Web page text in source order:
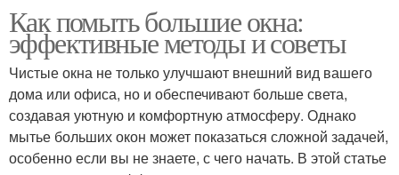
Как помыть большие окна:
эффективные методы и советы
Чистые окна не только улучшают внешний вид вашего
дома или офиса, но и обеспечивают больше света,
создавая уютную и комфортную атмосферу. Однако
мытье больших окон может показаться сложной задачей,
особенно если вы не знаете, с чего начать. В этой статье